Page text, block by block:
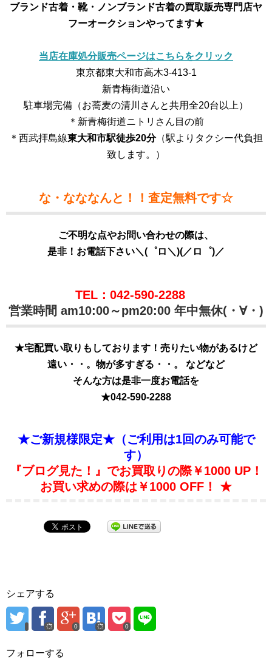
ブランド古着・靴・ノンブランド古着の買取販売専門店ヤ
フーオークションやってます★
当店在庫処分販売ページはこちらをクリック
東京都東大和市高木3-413-1
新青梅街道沿い
駐車場完備（お蕎麦の清川さんと共用全20台以上）
＊新青梅街道ニトリさん目の前
＊西武拝島線東大和市駅徒歩20分（駅よりタクシー代負担
致します。）
な・なななんと！！査定無料です☆
ご不明な点やお問い合わせの際は、
是非！お電話下さい＼(゜ロ＼)(／ロ゜)／
TEL：042-590-2288
営業時間 am10:00～pm20:00 年中無休(・∀・)
★宅配買い取りもしております！売りたい物があるけど
遠い・・。物が多すぎる・・。 などなど
そんな方は是非一度お電話を
★042-590-2288
★ご新規様限定★（ご利用は1回のみ可能で
す）
『ブログ見た！』でお買取りの際￥1000 UP！
お買い求めの際は￥1000 OFF！ ★
シェアする
0 0
フォローする